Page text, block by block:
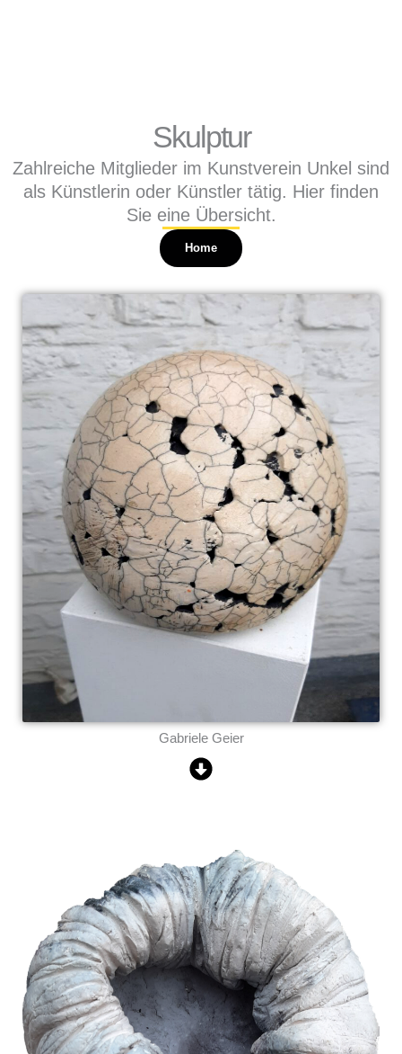
Skulptur
Zahlreiche Mitglieder im Kunstverein Unkel sind
als Künstlerin oder Künstler tätig. Hier finden
Sie eine Übersicht.
Home
Gabriele Geier